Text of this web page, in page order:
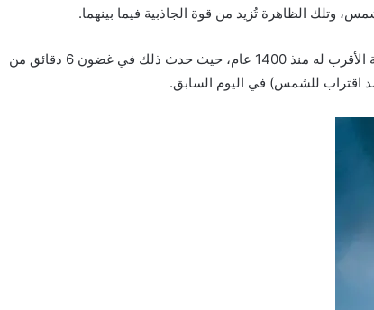
بالإضافة إلى ذلك، كان القمر في أقرب نقطة له مع الأرض، وهي النقطة الأقرب له منذ 1400 عام، حيث حدث ذلك في غضون 6 دقائق من
اقتراب للشمس) في اليوم السابق.